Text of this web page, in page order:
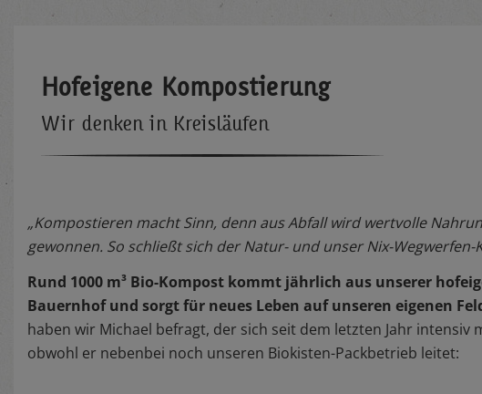
Hofeigene Kompostierung
Wir denken in Kreisläufen
„Kompostieren macht Sinn, denn aus Abfall wird wertvolle
gewonnen. So schließt sich der Natur- und unser Nix-Wegwerfen-
Rund 1000 m³ Bio-Kompost kommt jährlich aus unserer
Bauernhof und sorgt für neues Leben auf unseren eigenen
haben wir Michael befragt, der sich seit dem letzten Jahr intensiv
obwohl er nebenbei noch unseren Biokisten-Packbetrieb leitet: